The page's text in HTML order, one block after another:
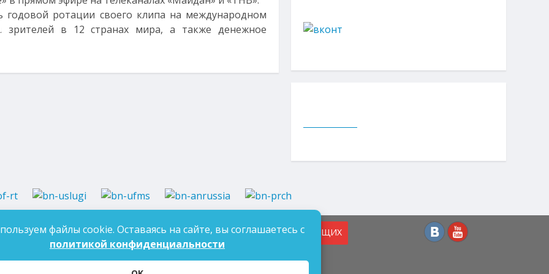
годовой ротации своего клипа на международном
зрителей в 12 странах мира, а также денежное
ДЛЯ СЛАБОВИДЯЩИХ
97-99E-mail:an-tatarstan@yandex.ru
E-mail:mk.ddn@tatar.ru
файлы cookie. Оставаясь на сайте, вы соглашаетесь с
политикой конфиденциальности